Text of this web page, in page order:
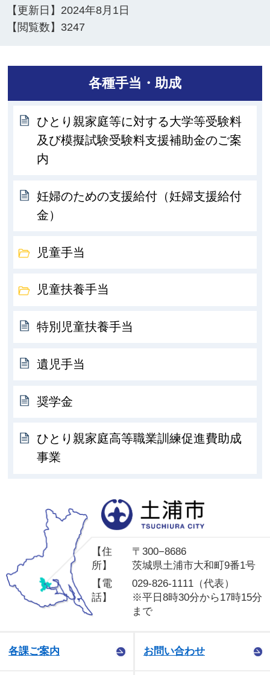
【更新日】 2024年8月1日
【閲覧数】 3247
各種手当・助成
ひとり親家庭等に対する大学等受験料
及び模擬試験受験料支援補助金のご案
内
妊婦のための支援給付（妊婦支援給付
金）
児童手当
児童扶養手当
特別児童扶養手当
遺児手当
奨学金
ひとり親家庭高等職業訓練促進費助成
事業
【住
所】
〒300−8686
茨城県土浦市大和町9番1号
【電
話】
029-826-1111（代表）
※平日8時30分から17時15分
まで
各課ご案内 お問い合わせ